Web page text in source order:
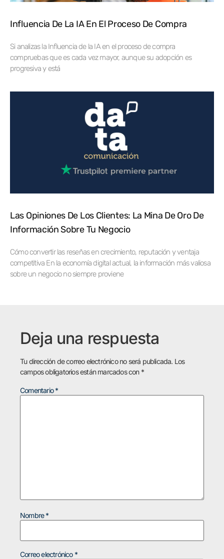
Influencia De La IA En El Proceso De Compra
Si analizas la Influencia de la IA en el proceso de compra
compruebas que es cada vez mayor, aunque su adopción es
progresiva y está
Las Opiniones De Los Clientes: La Mina De Oro De
Información Sobre Tu Negocio
Cómo convertir las reseñas en crecimiento, reputación y ventaja
competitiva En la economía digital actual, la información más valiosa
sobre un negocio no siempre proviene
Deja una respuesta
Tu dirección de correo electrónico no será publicada. Los
campos obligatorios están marcados con *
Comentario*
Nombre*
Correo electrónico *